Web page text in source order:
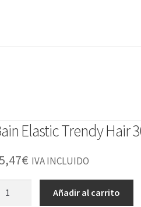
Elastic Trendy Hair
€ IVA INCLUIDO
Añadir al carrito